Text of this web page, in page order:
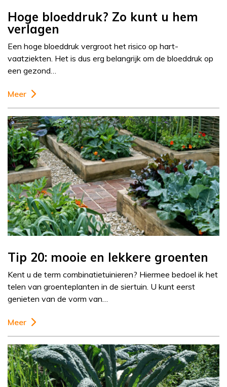
Hoge bloeddruk? Zo kunt u hem
verlagen
Een hoge bloeddruk vergroot het risico op hart-
vaatziekten. Het is dus erg belangrijk om de bloeddruk op
een gezond…
Meer
Tip 20: mooie en lekkere groenten
Kent u de term combinatietuinieren? Hiermee bedoel ik het
telen van groenteplanten in de siertuin. U kunt eerst
genieten van de vorm van…
Meer